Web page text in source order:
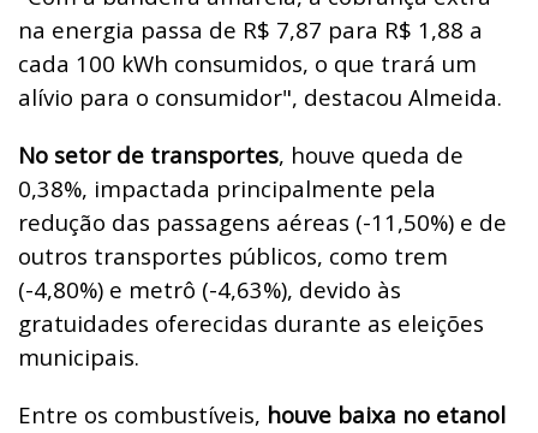
na energia passa de R$ 7,87 para R$ 1,88 a
cada 100 kWh consumidos, o que trará um
alívio para o consumidor", destacou Almeida.
No setor de transportes, houve queda de
0,38%, impactada principalmente pela
redução das passagens aéreas (-11,50%) e de
outros transportes públicos, como trem
(-4,80%) e metrô (-4,63%), devido às
gratuidades oferecidas durante as eleições
municipais.
Entre os combustíveis, houve baixa no etanol